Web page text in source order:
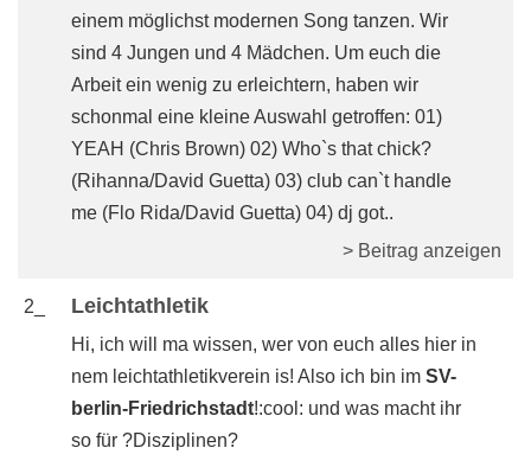
einem möglichst modernen Song tanzen. Wir
sind 4 Jungen und 4 Mädchen. Um euch die
Arbeit ein wenig zu erleichtern, haben wir
schonmal eine kleine Auswahl getroffen: 01)
YEAH (Chris Brown) 02) Who`s that chick?
(Rihanna/David Guetta) 03) club can`t handle
me (Flo Rida/David Guetta) 04) dj got..
> Beitrag anzeigen
2_ Leichtathletik
Hi, ich will ma wissen, wer von euch alles hier in
nem leichtathletikverein is! Also ich bin im SV-
berlin-Friedrichstadt!:cool: und was macht ihr
so für ?Disziplinen?